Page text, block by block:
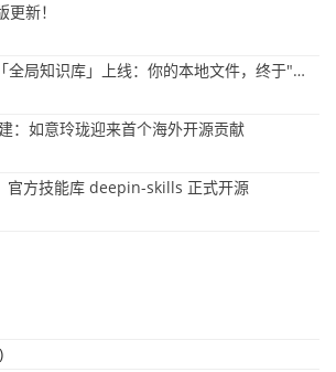
新！
重磅更新！小U同学「全局知识库」上线：你的本地文件，终于"活"起来了
：如意玲珑迎来首个海外开源贡献
官方技能库 deepin-skills 正式开源